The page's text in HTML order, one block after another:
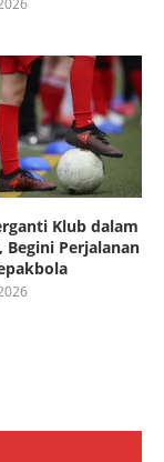
Klub dalam
Begini Perjalanan